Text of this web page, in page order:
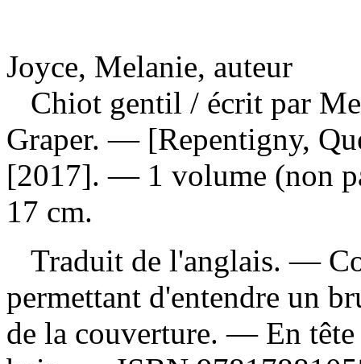
Joyce, Melanie, auteur
Chiot gentil / écrit par
Graper. — [Repentigny,
[2017]. — 1 volume (non
17 cm.
Traduit de l'anglais. —
permettant d'entendre un
de la couverture. — En